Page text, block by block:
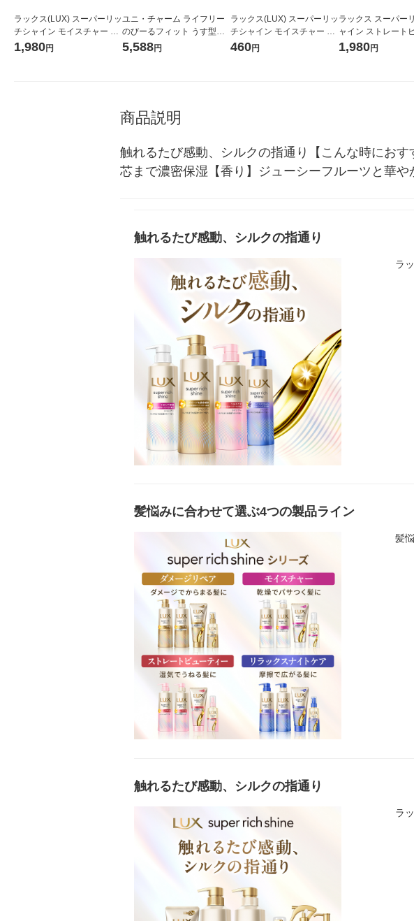
ラックス(LUX) スーパーリッ
チシャイン モイスチャー 保
湿シャンプー 詰替 1568g ユ
ニリーバ
1,980円
ユニ・チャーム ライフリー
のびーるフィット うす型軽
快テープ止め S〜M Ｒｅｆ
Ｆ 1セット（44枚：22枚入×
5,588円
ラックス(LUX) スーパーリッ
チシャイン モイスチャー ミ
ニ保湿シャンプー・コンデ
460円
ラックス スーパー
ャイン ストレート
ィー うねりケア シ
+コンディショナー
1,980円
商品説明
触れるたび感動、シルクの指通り【こんな時にお
芯まで濃密保湿【香り】ジューシーフルーツと華
触れるたび感動、シルクの指通り
ラ
髪悩みに合わせて選ぶ4つの製品ライン
髪
触れるたび感動、シルクの指通り
ラ